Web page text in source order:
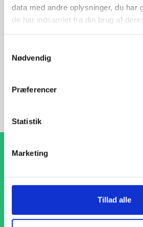
data med andre oplysninger, du har
de har indsamlet fra din brug af
Nødvendig
Præferencer
Statistik
Marketing
Tillad alle
Vi står klar til at hjælpe med
service eller andet. Kontakt os for
1-4 dages levering